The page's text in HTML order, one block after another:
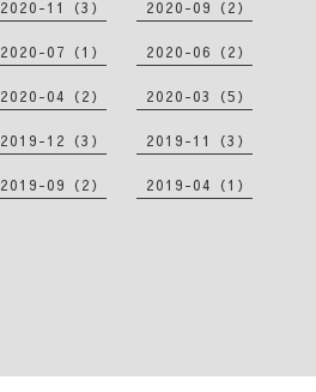
2020-11（3） 2020-09（2）
2020-07（1） 2020-06（2）
2020-04（2） 2020-03（5）
2019-12（3） 2019-11（3）
2019-09（2） 2019-04（1）